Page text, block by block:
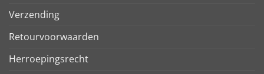
Verzending
Retourvoorwaarden
Herroepingsrecht